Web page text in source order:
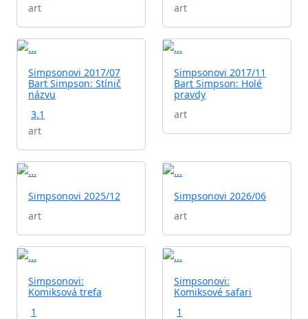
art
art
Simpsonovi 2017/07
Bart Simpson: Stínič
názvu
3.1
art
Simpsonovi 2017/11
Bart Simpson: Holé
pravdy
art
Simpsonovi 2025/12
art
Simpsonovi 2026/06
art
Simpsonovi:
Komiksová trefa
1
Simpsonovi:
Komiksové safari
1